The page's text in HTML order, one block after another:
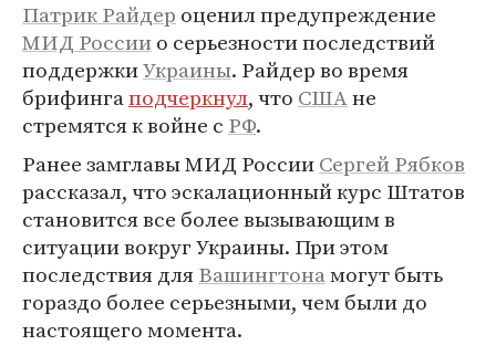
Патрик Райдер оценил предупреждение
МИД Россиио серьезности последствий
поддержкиУкраины. Райдер во время
брифингаподчеркнул, что СШАне
стремятся к войне с РФ.
Ранее замглавы МИД РоссииСергей Рябков
рассказал, что эскалационный курс Штатов
становится все более вызывающим в
ситуации вокруг Украины. При этом
последствия дляВашингтонамогут быть
гораздо более серьезными, чем были до
настоящего момента.